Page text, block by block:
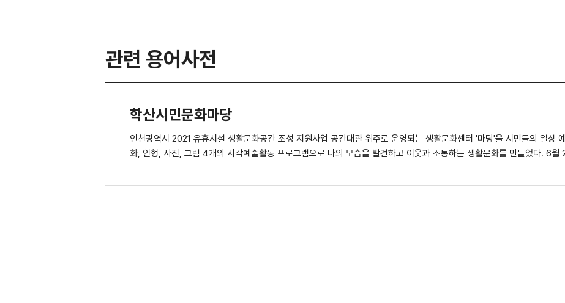
관련 용어사전
학산시민문화마당
인천광역시 2021 유휴시설 생활문화공간 조성 지원사업 공간대관 위주로 운영되는 생활문화센터 '마당'을 시민들의 일상 예술활동 문화공간으로 운영하여 판
화, 인형, 사진, 그림 4개의 시각예술활동 프로그램으로 나의 모습을 발견하고 이웃과 소통하는 생활문화를 만들었다. 6월 21일부터 10월 30일까지 총 4개의